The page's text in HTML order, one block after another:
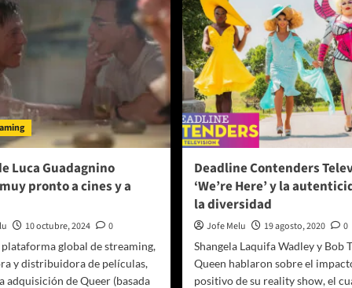
en
febrero
(2025)
Luca Guadagnino
pronto a cines y a
10 octubre, 2024
0
plataforma global de streaming,
y distribuidora de películas,
adquisición de Queer (basada
Deadline Contenders
‘We’re Here’ y la
la diversidad
Jofe Melu 19 agosto, 2020
0
Shangela Laquifa Wadley y Bob
Queen hablaron sobre el
positivo de su reality show, el